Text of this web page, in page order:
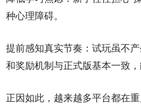
种心理障碍。
提前感知真实节奏：试玩虽不
和奖励机制与正式版基本一致，
正因如此，越来越多平台都在